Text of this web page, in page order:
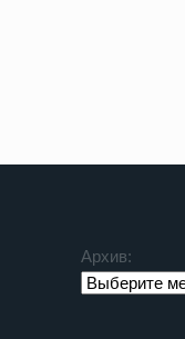
Архив: